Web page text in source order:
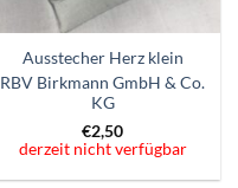
Ausstecher Herz klein
RBV Birkmann GmbH & Co.
KG
€2,50
derzeit nicht verfügbar